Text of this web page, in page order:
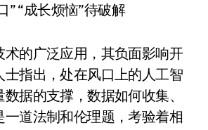
” “成长烦恼”待破解
术的广泛应用，其负面影响开
士指出，处在风口上的人工智
据的支撑，数据如何收集、
一道法制和伦理题，考验着相